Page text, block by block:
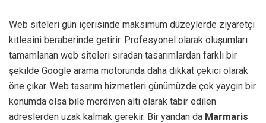
Web siteleri gün içerisinde maksimum düzeylerde ziyaretçi
kitlesini beraberinde getirir. Profesyonel olarak oluşumları
tamamlanan web siteleri sıradan tasarımlardan farklı bir
şekilde Google arama motorunda daha dikkat çekici olarak
öne çıkar. Web tasarım hizmetleri günümüzde çok yaygın bir
konumda olsa bile merdiven altı olarak tabir edilen
adreslerden uzak kalmak gerekir. Bir yandan da Marmaris